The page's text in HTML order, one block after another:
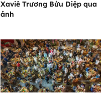
Xaviê Trương Bửu Diệp qua
ảnh